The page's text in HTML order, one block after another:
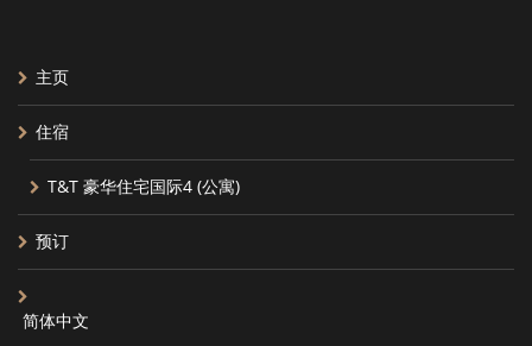
主页
住宿
T&T 豪华住宅国际4 (公寓)
预订
简体中文